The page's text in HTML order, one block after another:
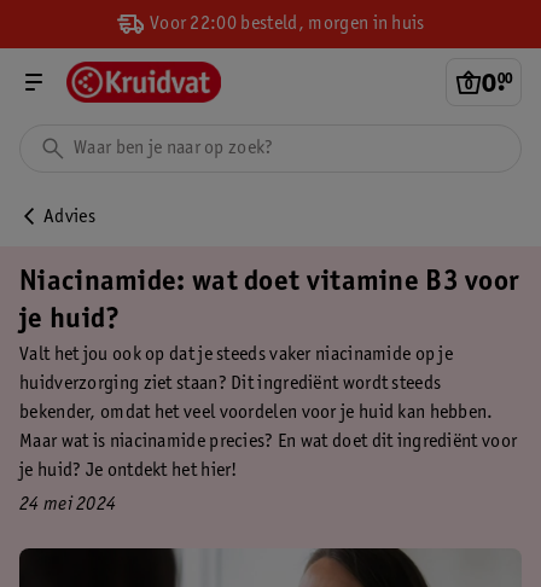
Voor 22:00 besteld, morgen in huis
0.
00
Advies
Niacinamide: wat doet vitamine B3 voor
je huid?
Valt het jou ook op dat je steeds vaker niacinamide op je
huidverzorging ziet staan? Dit ingrediënt wordt steeds
bekender, omdat het veel voordelen voor je huid kan hebben.
Maar wat is niacinamide precies? En wat doet dit ingrediënt voor
je huid? Je ontdekt het hier!
24 mei 2024